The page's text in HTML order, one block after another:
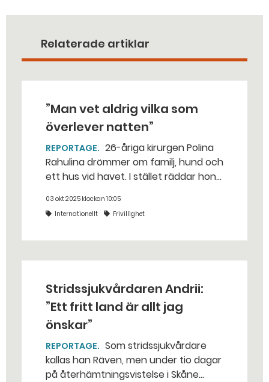
Relaterade artiklar
”Man vet aldrig vilka som
överlever natten”
REPORTAGE
Rahulina drömmer om familj, hund och
ett hus vid havet. I stället räddar hon
första jag gör varje morgon är att
sms:a min familj och fråga om de
03 okt 2025 klockan 10:05
Internationellt
Frivillighet
Stridssjukvårdaren Andrii:
”Ett fritt land är allt jag
önskar”
REPORTAGE
kallas han Räven, men under tio dagar
på återhämtningsvistelse i Skåne